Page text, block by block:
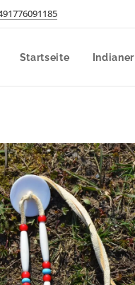
Startseite Indianer